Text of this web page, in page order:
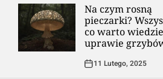
Na czym rosną
pieczarki?
co warto
uprawie
11 Lutego, 2025